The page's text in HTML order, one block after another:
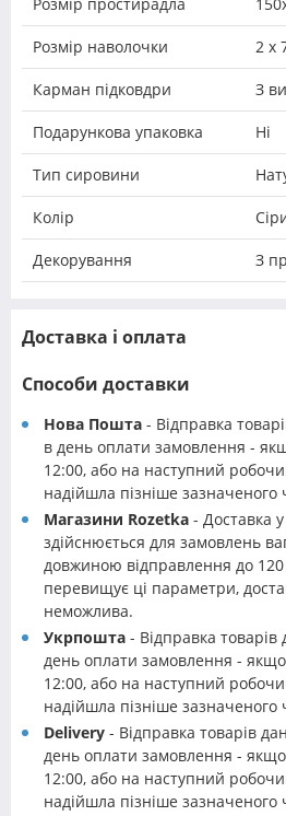
Розмір наволочки 2 х
Карман підковдри З
Подарункова упаковка Ні
Тип сировини
Колір
Декорування З
Доставка і оплата
Способи доставки
Нова Пошта - Відправка
в день оплати замовлення -
12:00, або на наступний
надійшла пізніше зазначеного
Магазини Rozetka - Доставка
здійснюється для замовлень
довжиною відправлення до
перевищує ці параметри,
неможлива.
Укрпошта - Відправка
день оплати замовлення -
12:00, або на наступний
надійшла пізніше зазначеного
Delivery - Відправка товарів
день оплати замовлення -
12:00, або на наступний
надійшла пізніше зазначеного